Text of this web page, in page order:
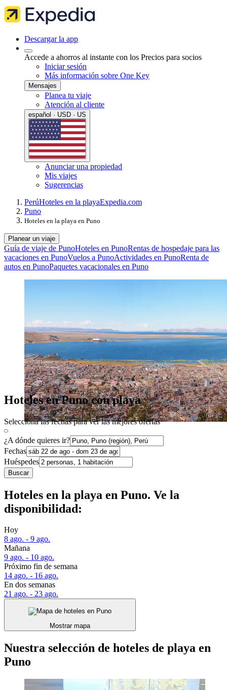
Descargar la app
Accede a ahorros al instante con los Precios para socios
Iniciar sesión
Más información sobre One Key
Mensajes
Planea tu viaje
Atención al cliente
español · USD · US
Anunciar una propiedad
Mis viajes
Sugerencias
PerúHoteles en la playaExpedia.com
Puno
Hoteles en la playa en Puno
Planear un viaje
Guía de viaje de PunoHoteles en PunoRentas de hospedaje para las
vacaciones en PunoVuelos a PunoActividades en PunoRenta de
autos en PunoPaquetes vacacionales en Puno
Hoteles en Puno con playa
Selecciona las fechas para ver las mejores ofertas
¿A dónde quieres ir?
Fechas
Huéspedes
Buscar
Hoteles en la playa en Puno. Ve la
disponibilidad:
Hoy
8 ago. - 9 ago.
Mañana
9 ago. - 10 ago.
Próximo fin de semana
14 ago. - 16 ago.
En dos semanas
21 ago. - 23 ago.
Mostrar mapa
Nuestra selección de hoteles de playa en
Puno